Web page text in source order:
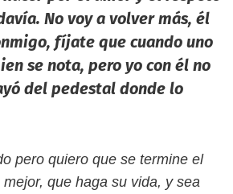
No voy a volver más, él
fíjate que cuando uno
se nota, pero yo con él no
del pedestal donde lo
pero quiero que se termine el
que haga su vida, y sea